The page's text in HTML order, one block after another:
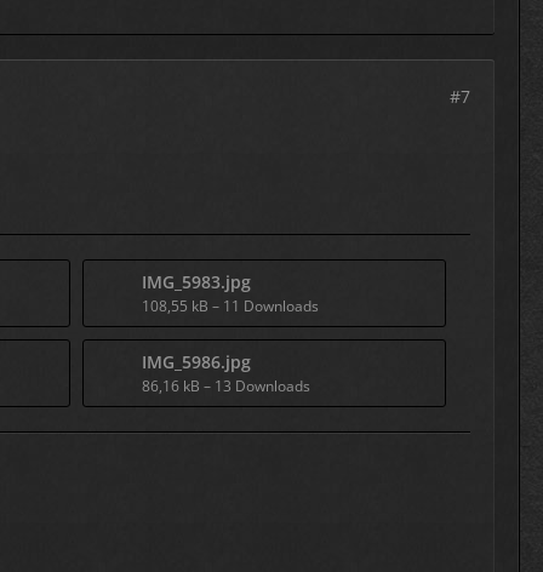
#7
IMG_5983.jpg
108,55 kB – 11 Downloads
IMG_5986.jpg
86,16 kB – 13 Downloads